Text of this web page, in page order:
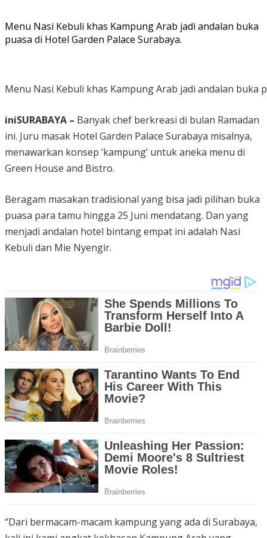
Menu Nasi Kebuli khas Kampung Arab jadi andalan buka
puasa di Hotel Garden Palace Surabaya.
Menu Nasi Kebuli khas Kampung Arab jadi andalan buka
iniSURABAYA – Banyak chef berkreasi di bulan Ramadan
ini. Juru masak Hotel Garden Palace Surabaya misalnya,
menawarkan konsep ‘kampung’ untuk aneka menu di
Green House and Bistro.
Beragam masakan tradisional yang bisa jadi pilihan buka
puasa para tamu hingga 25 Juni mendatang. Dan yang
menjadi andalan hotel bintang empat ini adalah Nasi
Kebuli dan Mie Nyengir.
“Dari bermacam-macam kampung yang ada di Surabaya,